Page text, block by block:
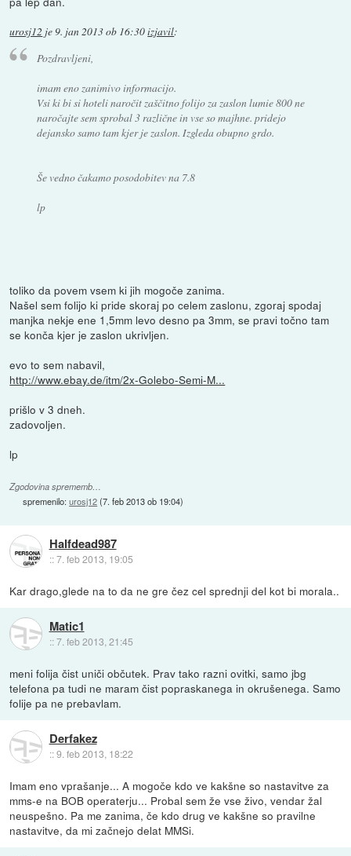
urosj12 je9. jan 2013 ob 16:30izjavil:
Pozdravljeni,
imam eno zanimivo informacijo.
Vsi ki bi si hoteli naročit zaščitno folijo za zaslon lumie 800 ne
naročajte sem sprobal 3 različne in vse so majhne. pridejo
dejansko samo tam kjer je zaslon. Izgleda obupno grdo.
Še vedno čakamo posodobitev na 7.8
lp
toliko da povem vsem ki jih mogoče zanima.
Našel sem folijo ki pride skoraj po celem zaslonu, zgoraj spodaj
manjka nekje ene 1,5mm levo desno pa 3mm, se pravi točno tam
se konča kjer je zaslon ukrivljen.
evo to sem nabavil,
http://www.ebay.de/itm/2x-Golebo-Semi-M...
prišlo v 3 dneh.
zadovoljen.
lp
Zgodovina sprememb…
spremenilo:urosj12(7. feb 2013 ob 19:04)
Halfdead987
::7. feb 2013, 19:05
Kar drago,glede na to da ne gre čez cel sprednji del kot bi morala..
Matic1
::7. feb 2013, 21:45
meni folija čist uniči občutek. Prav tako razni ovitki, samo jbg
telefona pa tudi ne maram čist popraskanega in okrušenega. Samo
folije pa ne prebavlam.
Derfakez
::9. feb 2013, 18:22
Imam eno vprašanje... A mogoče kdo ve kakšne so nastavitve za
mms-e na BOB operaterju... Probal sem že vse živo, vendar žal
neuspešno. Pa me zanima, če kdo drug ve kakšne so pravilne
nastavitve, da mi začnejo delat MMSi.